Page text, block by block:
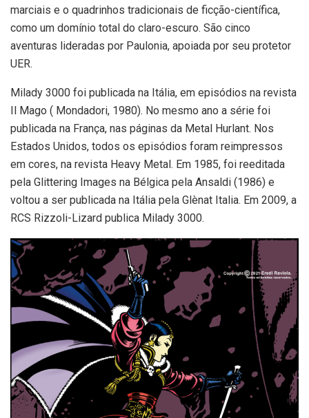
marciais e o quadrinhos tradicionais de ficção-científica,
como um domínio total do claro-escuro. São cinco
aventuras lideradas por Paulonia, apoiada por seu protetor
UER.
Milady 3000 foi publicada na Itália, em episódios na revista
Il Mago ( Mondadori, 1980). No mesmo ano a série foi
publicada na França, nas páginas da Metal Hurlant. Nos
Estados Unidos, todos os episódios foram reimpressos
em cores, na revista Heavy Metal. Em 1985, foi reeditada
pela Glittering Images na Bélgica pela Ansaldi (1986) e
voltou a ser publicada na Itália pela Glènat Italia. Em 2009, a
RCS Rizzoli-Lizard publica Milady 3000.